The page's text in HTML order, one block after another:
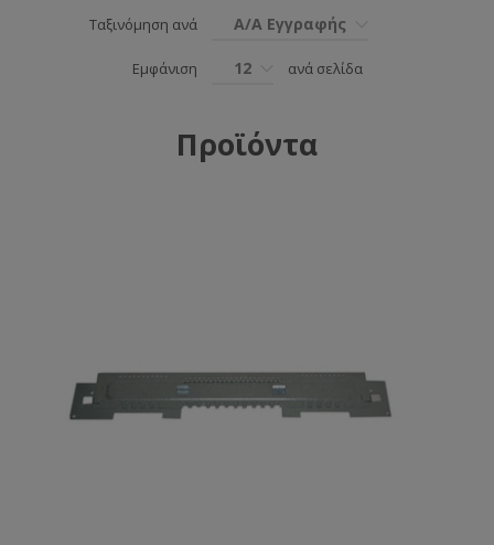
Ταξινόμηση ανά Α/Α Εγγραφής
Εμφάνιση 12 ανά σελίδα
Προϊόντα